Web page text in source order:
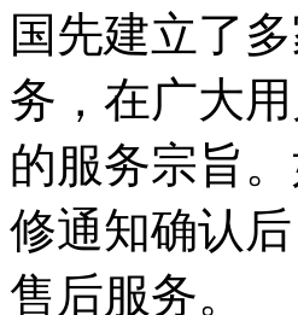
国先建立了
务，在广大
的服务宗旨
修通知确认
售后服务。